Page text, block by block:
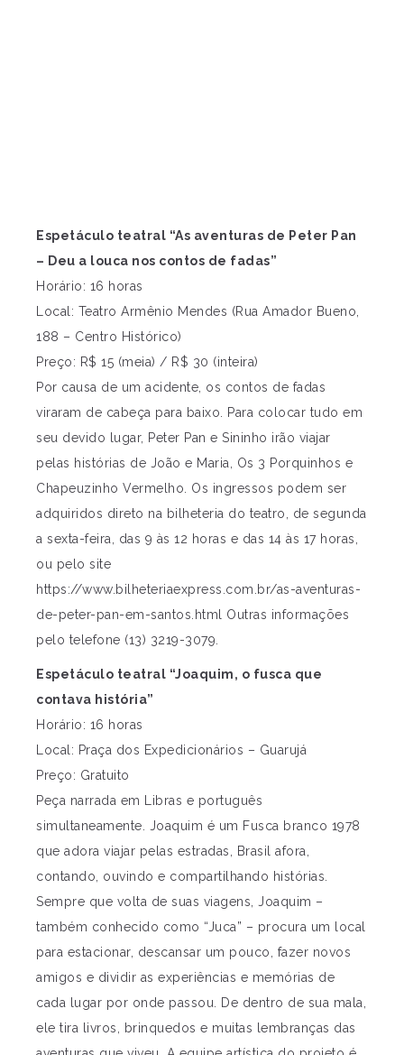
Espetáculo teatral “As aventuras de Peter Pan
– Deu a louca nos contos de fadas”
Horário: 16 horas
Local: Teatro Armênio Mendes (Rua Amador Bueno,
188 – Centro Histórico)
Preço: R$ 15 (meia) / R$ 30 (inteira)
Por causa de um acidente, os contos de fadas
viraram de cabeça para baixo. Para colocar tudo em
seu devido lugar, Peter Pan e Sininho irão viajar
pelas histórias de João e Maria, Os 3 Porquinhos e
Chapeuzinho Vermelho. Os ingressos podem ser
adquiridos direto na bilheteria do teatro, de segunda
a sexta-feira, das 9 às 12 horas e das 14 às 17 horas,
ou pelo site
https://www.bilheteriaexpress.com.br/as-aventuras-
de-peter-pan-em-santos.html Outras informações
pelo telefone (13) 3219-3079.
Espetáculo teatral “Joaquim, o fusca que
contava história”
Horário: 16 horas
Local: Praça dos Expedicionários – Guarujá
Preço: Gratuito
Peça narrada em Libras e português
simultaneamente. Joaquim é um Fusca branco 1978
que adora viajar pelas estradas, Brasil afora,
contando, ouvindo e compartilhando histórias.
Sempre que volta de suas viagens, Joaquim –
também conhecido como “Juca” – procura um local
para estacionar, descansar um pouco, fazer novos
amigos e dividir as experiências e memórias de
cada lugar por onde passou. De dentro de sua mala,
ele tira livros, brinquedos e muitas lembranças das